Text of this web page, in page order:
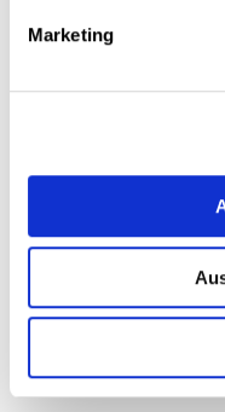
MarketingLuxemburg
die
tatsächlichen
entsendenden
abschließen;
den
Wohnort des
Jede nachträgliche
Bezugsperson oder
Notwendigkeit eines
anderen Gegenstand.